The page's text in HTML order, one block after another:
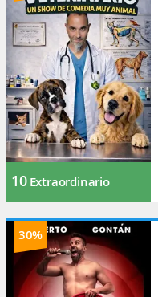
10 Extraordinario
30%